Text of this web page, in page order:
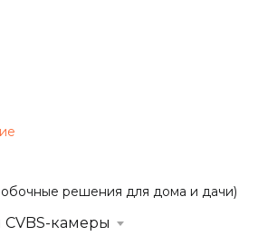
решения для дома и дачи)
камеры